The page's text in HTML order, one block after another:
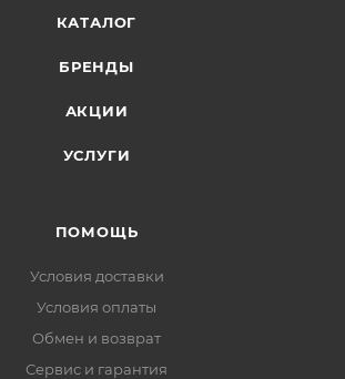
КАТАЛОГ
БРЕНДЫ
АКЦИИ
УСЛУГИ
ПОМОЩЬ
Условия доставки
Условия оплаты
Обмен и возврат
Сервис и гарантия